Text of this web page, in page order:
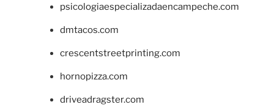
psicologiaespecializadaencampeche.com
dmtacos.com
crescentstreetprinting.com
hornopizza.com
driveadragster.com